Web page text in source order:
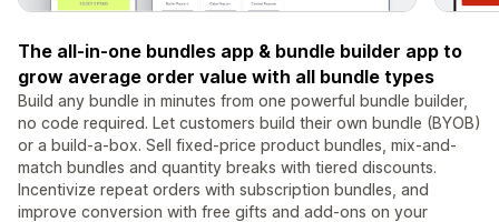
The all-in-one bundles app & bundle builder app to
grow average order value with all bundle types
Build any bundle in minutes from one powerful bundle builder,
no code required. Let customers build their own bundle (BYOB)
or a build-a-box. Sell fixed-price product bundles, mix-and-
match bundles and quantity breaks with tiered discounts.
Incentivize repeat orders with subscription bundles, and
improve conversion with free gifts and add-ons on your